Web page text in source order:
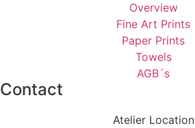
Overview
Fine Art Prints
Paper Prints
Towels
AGB´s
Contact
Atelier Location